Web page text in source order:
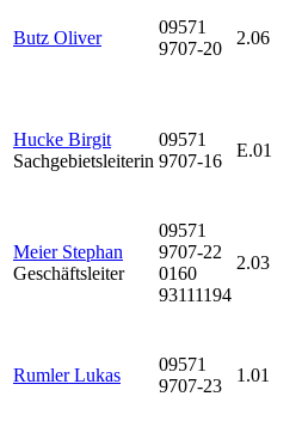
Butz Oliver
09571
9707-20
2.06
Hucke Birgit
Sachgebietsleiterin
09571
9707-16
E.01
Meier Stephan
Geschäftsleiter
09571
9707-22
0160
93111194
2.03
Rumler Lukas
09571
9707-23
1.01